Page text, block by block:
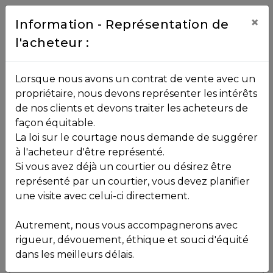
Contact
NOS
PROPRIÉTÉS
VOS
COURTIERS
Équipe
Partenaires
Toutes les propriétés
Vendu
, , ,
J0R 1K0
Voir plus de photos
Information - Représentation de
l'acheteur :
×
Lorsque nous avons un contrat de vente avec un
propriétaire, nous devons représenter les intérêts
de nos clients et devons traiter les acheteurs de
façon équitable.
La loi sur le courtage nous demande de suggérer
à l'acheteur d'être représenté.
Si vous avez déjà un courtier ou désirez être
représenté par un courtier, vous devez planifier
une visite avec celui-ci directement.
Autrement, nous vous accompagnerons avec
rigueur, dévouement, éthique et souci d'équité
dans les meilleurs délais.